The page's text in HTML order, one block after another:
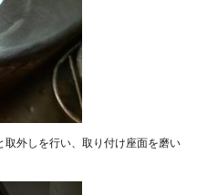
外しを行い、取り付け座面を磨い